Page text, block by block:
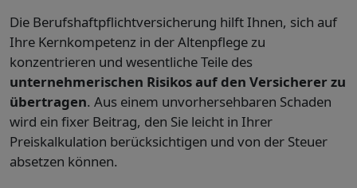
Die Berufshaftpflichtversicherung hilft Ihnen, sich auf
Ihre Kernkompetenz in der Altenpflege zu
konzentrieren und wesentliche Teile des
unternehmerischen Risikos auf den Versicherer zu
übertragen. Aus einem unvorhersehbaren Schaden
wird ein fixer Beitrag, den Sie leicht in Ihrer
Preiskalkulation berücksichtigen und von der Steuer
absetzen können.